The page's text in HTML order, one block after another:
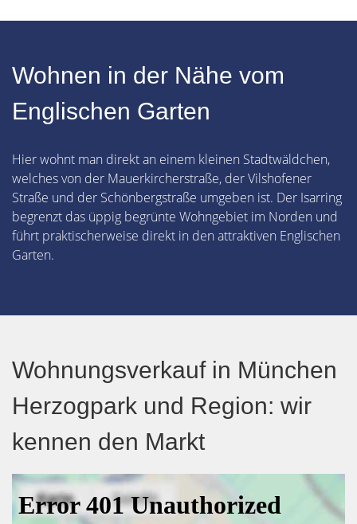
Wohnen in der Nähe vom
Englischen Garten
Hier wohnt man direkt an einem kleinen Stadtwäldchen,
welches von der Mauerkircherstraße, der Vilshofener
Straße und der Schönbergstraße umgeben ist. Der Isarring
begrenzt das üppig begrünte Wohngebiet im Norden und
führt praktischerweise direkt in den attraktiven Englischen
Garten.
Wohnungsverkauf in München
Herzogpark und Region: wir
kennen den Markt